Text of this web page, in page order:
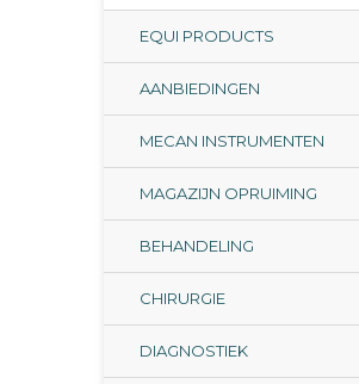
EQUI PRODUCTS
AANBIEDINGEN
MECAN INSTRUMENTEN
MAGAZIJN OPRUIMING
BEHANDELING
CHIRURGIE
DIAGNOSTIEK